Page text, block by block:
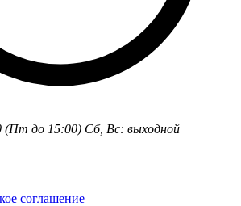
(Пт до 15:00) Сб, Вс: выходной
соглашение